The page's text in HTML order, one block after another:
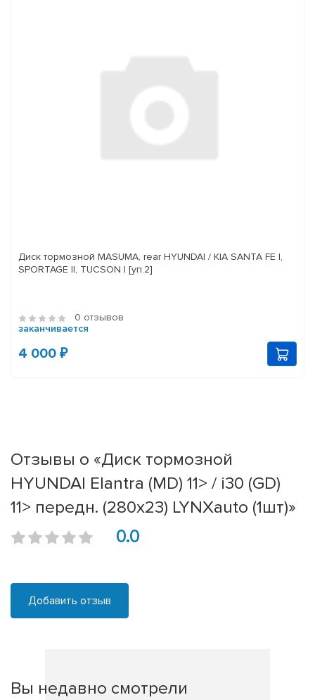
Диск тормозной MASUMA, rear HYUNDAI / KIA SANTA FE I,
SPORTAGE II, TUCSON I [уп.2]
0 отзывов
заканчивается
4 000 ₽
Отзывы о «Диск тормозной
HYUNDAI Elantra (MD) 11> / i30 (GD)
11> передн. (280x23) LYNXauto (1шт)»
0.0
Добавить отзыв
Вы недавно смотрели